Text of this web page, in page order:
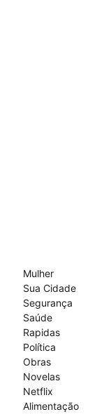
Mulher
Sua Cidade
Segurança
Saúde
Rapidas
Política
Obras
Novelas
Netflix
Alimentação